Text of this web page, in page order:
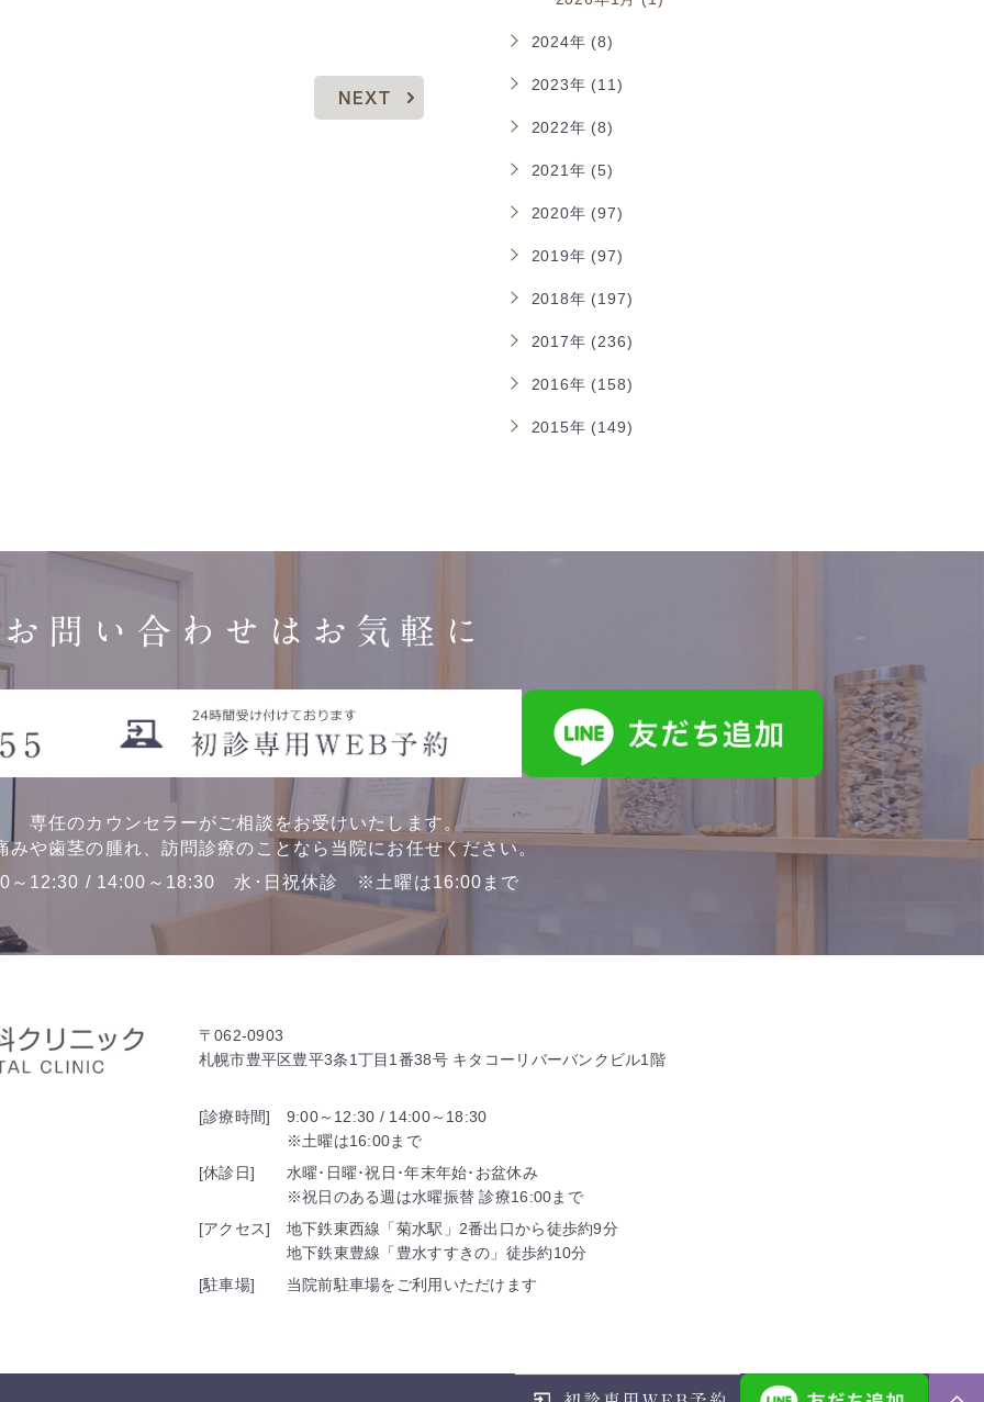
NEXT
2024年 (8)
2023年 (11)
2022年 (8)
2021年 (5)
2020年 (97)
2019年 (97)
2018年 (197)
2017年 (236)
2016年 (158)
2015年 (149)
お問い合わせはお気軽に
専任のカウンセラーがご相談をお受けいたします。
みや歯茎の腫れ、訪問診療のことなら当院にお任せください。
～12:30 / 14:00～18:30 水･日祝休診 ※土曜は16:00まで
〒062-0903
札幌市豊平区豊平3条1丁目1番38号 キタコーリバーバンクビル1階
[診療時間]
9:00～12:30 / 14:00～18:30
※土曜は16:00まで
[休診日]
水曜･日曜･祝日･年末年始･お盆休み
※祝日のある週は水曜振替 診療16:00まで
[アクセス]
地下鉄東西線「菊水駅」2番出口から徒歩約9分
地下鉄東豊線「豊水すすきの」徒歩約10分
[駐車場]
当院前駐車場をご利用いただけます